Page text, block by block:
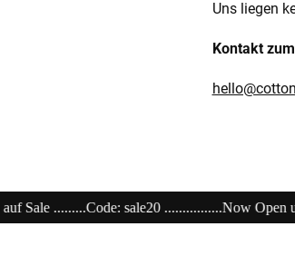
Uns liegen
Kontakt
Open unser Super---Sale...im